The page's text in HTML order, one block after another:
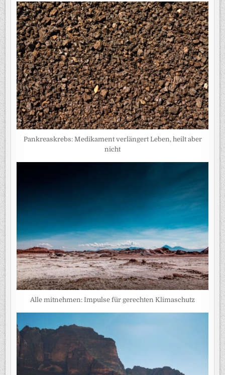
Pankreaskrebs: Medikament verlängert Leben, heilt aber
nicht
Alle mitnehmen: Impulse für gerechten Klimaschutz